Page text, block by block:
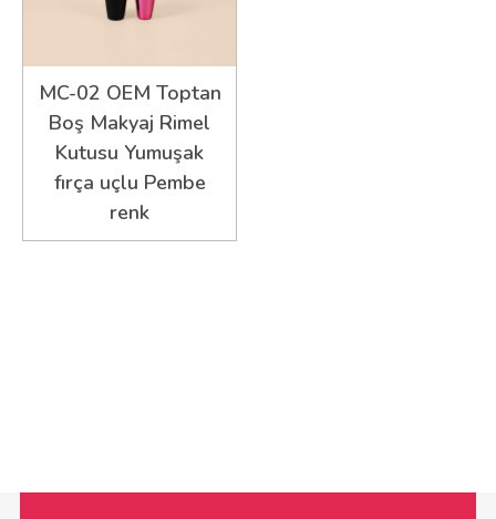
MC-02 OEM Toptan
Boş Makyaj Rimel
Kutusu Yumuşak
fırça uçlu Pembe
renk